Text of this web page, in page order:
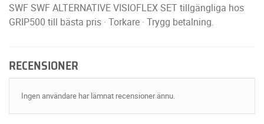
SWF SWF ALTERNATIVE VISIOFLEX SET tillgängliga hos
GRIP500 till bästa pris · Torkare · Trygg betalning.
RECENSIONER
Ingen användare har lämnat recensioner ännu.